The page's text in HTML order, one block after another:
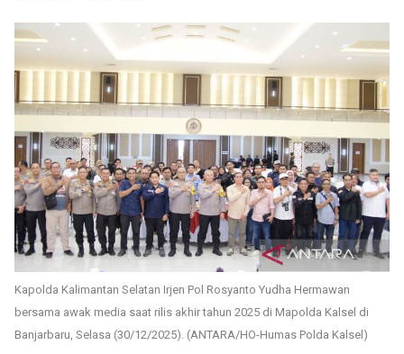
Kapolda Kalimantan Selatan Irjen Pol Rosyanto Yudha Hermawan
bersama awak media saat rilis akhir tahun 2025 di Mapolda Kalsel di
Banjarbaru, Selasa (30/12/2025). (ANTARA/HO-Humas Polda Kalsel)